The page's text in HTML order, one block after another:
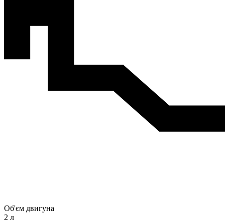
Об'єм двигуна
2 л